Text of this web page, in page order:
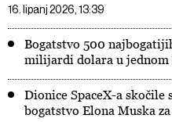
16. lipanj 2026, 13:39
Bogatstvo 500
milijardi dolara u jednom
Dionice SpaceX-a skočile
bogatstvo Elona Muska